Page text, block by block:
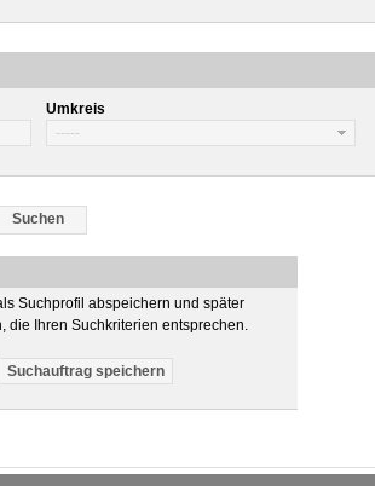
Umkreis
Suchprofil abspeichern und später
die Ihren Suchkriterien entsprechen.